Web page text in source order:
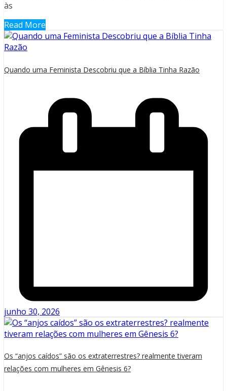
às
Read More
Quando uma Feminista Descobriu que a Bíblia Tinha Razão
junho 30, 2026
Os “anjos caídos” são os extraterrestres? realmente tiveram
relações com mulheres em Gênesis 6?